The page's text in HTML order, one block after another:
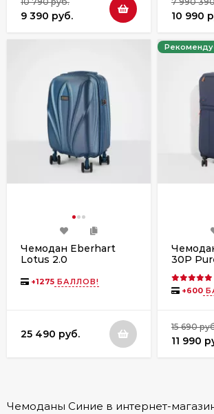
9 390 руб. 10 990
Чемодан Eberhart
Lotus 2.0
4 колеса синий
+1275 БАЛЛОВ!
25 490 руб.
30P
+600
15 690
11 990
Чемоданы Синие в интернет-